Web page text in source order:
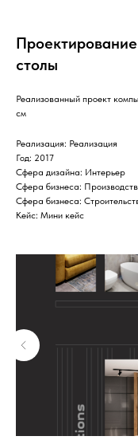
столы
Реализованный проект
см
Реализация: Реализация
Год: 2017
Сфера дизайна: Интерьер
Сфера бизнеса:
Сфера бизнеса:
Кейс: Мини кейс